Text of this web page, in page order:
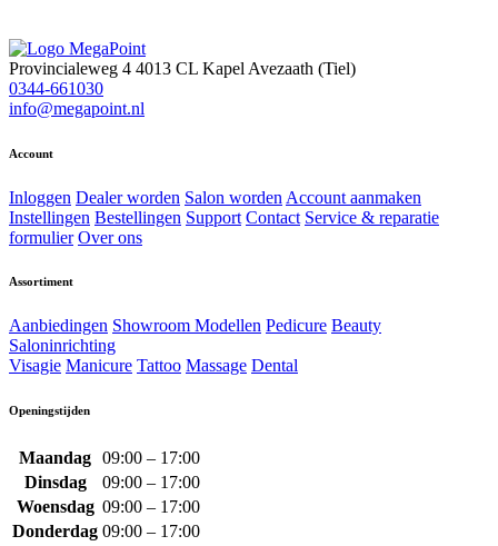
Provincialeweg 4 4013 CL Kapel Avezaath (Tiel)
0344-661030
info@megapoint.nl
Account
Inloggen Dealer worden Salon worden Account aanmaken
Instellingen Bestellingen Support Contact Service & reparatie
formulier Over ons
Assortiment
Aanbiedingen Showroom Modellen Pedicure Beauty
Saloninrichting
Visagie Manicure Tattoo Massage Dental
Openingstijden
Maandag 09:00 – 17:00
Dinsdag
09:00 – 17:00
Woensdag 09:00 – 17:00
Donderdag 09:00 – 17:00